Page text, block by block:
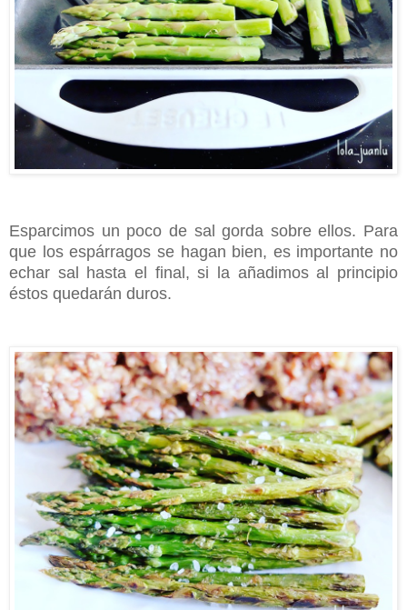
Esparcimos un poco de sal gorda sobre ellos. Para
que los espárragos se hagan bien, es importante no
echar sal hasta el final, si la añadimos al principio
éstos quedarán duros.